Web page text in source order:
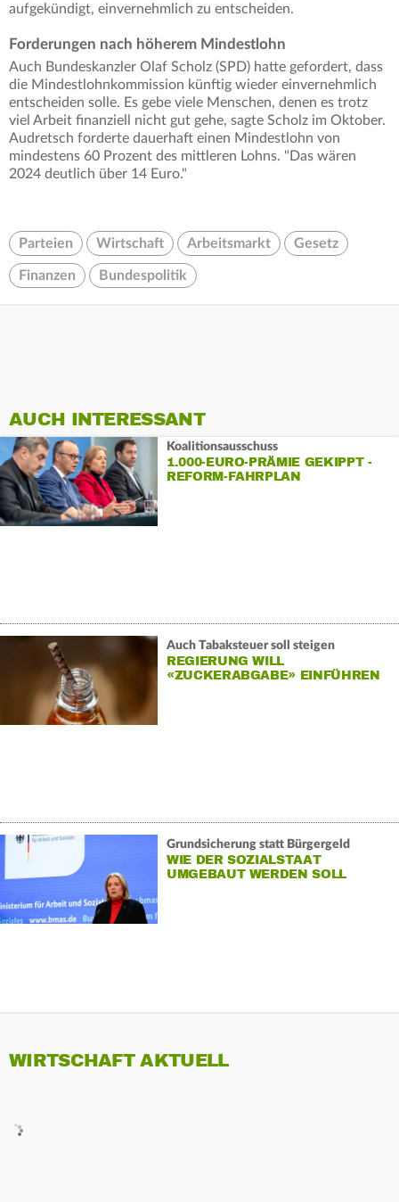
aufgekündigt, einvernehmlich zu entscheiden.
Forderungen nach höherem Mindestlohn
Auch Bundeskanzler Olaf Scholz (SPD) hatte gefordert, dass
die Mindestlohnkommission künftig wieder einvernehmlich
entscheiden solle. Es gebe viele Menschen, denen es trotz
viel Arbeit finanziell nicht gut gehe, sagte Scholz im Oktober.
Audretsch forderte dauerhaft einen Mindestlohn von
mindestens 60 Prozent des mittleren Lohns. "Das wären
2024 deutlich über 14 Euro."
Parteien Wirtschaft Arbeitsmarkt Gesetz
Finanzen Bundespolitik
AUCH INTERESSANT
Koalitionsausschuss
1.000-EURO-PRÄMIE GEKIPPT -
REFORM-FAHRPLAN
Auch Tabaksteuer soll steigen
REGIERUNG WILL
«ZUCKERABGABE» EINFÜHREN
Grundsicherung statt Bürgergeld
WIE DER SOZIALSTAAT
UMGEBAUT WERDEN SOLL
WIRTSCHAFT AKTUELL